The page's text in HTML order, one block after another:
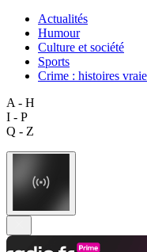
Actualités
Humour
Culture et société
Sports
Crime : histoires
A - H
I - P
Q - Z